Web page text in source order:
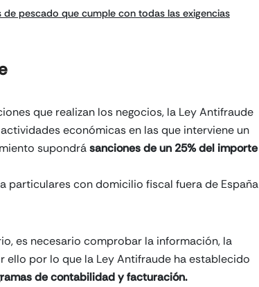
pescado que cumple con todas las exigencias
que realizan los negocios, la Ley Antifraude
económicas en las que interviene un
supondrásanciones de un 25% del importe
particulares con domicilio fiscal fuera de España
es necesario comprobar la información, la
por lo que la Ley Antifraude ha establecido
de contabilidad y facturación.